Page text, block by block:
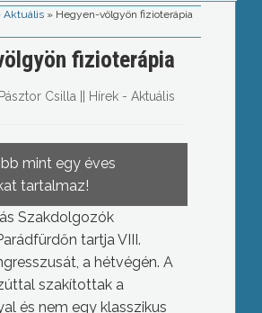
Aktuális » Hegyen-völgyön fizioterápia
fizioterápia
Pásztor Csilla Hírek - Aktuális
mint egy éves
tartalmaz!
Szakdolgozók
tartja VIII.
a hétvégén. A
szakítottak a
és nem egy klasszikus